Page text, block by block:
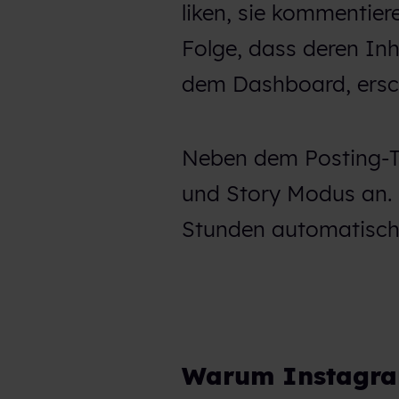
liken, sie
Folge, dass deren
dem Dashboard,
Neben dem
und Story Modus
Stunden
Warum